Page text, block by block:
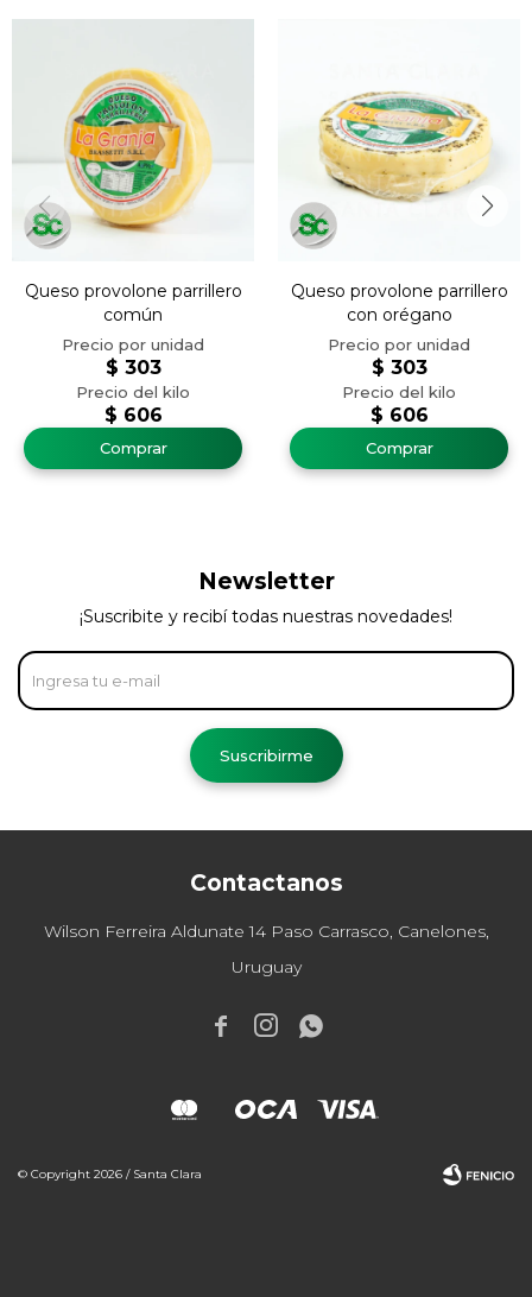
Queso provolone parrillero
común
$ 606
$ 303
Queso provolone parrillero
con orégano
$ 606
$ 303
Contactanos
Wilson Ferreira Aldunate 14 Paso Carrasco, Canelones,
Uruguay
  
Newsletter
¡Suscribite y recibí todas nuestras novedades!
Suscribirme
© Copyright 2026 / Santa Clara